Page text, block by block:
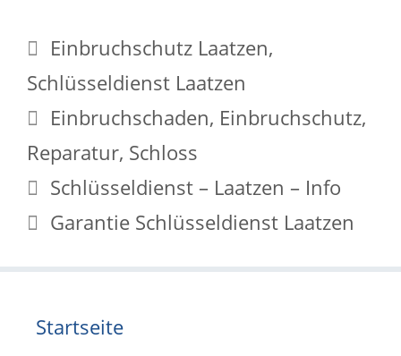
Kategorien
Einbruchschutz Laatzen,
Schlüsseldienst Laatzen
Schlagwörter
Einbruchschaden, Einbruchschutz,
Reparatur, Schloss
Schlüsseldienst – Laatzen – Info
Garantie Schlüsseldienst Laatzen
Startseite